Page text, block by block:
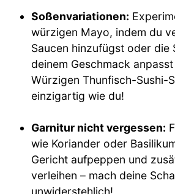
Soßenvariationen:
würzigen Mayo, indem du
Saucen hinzufügst oder die
deinem Geschmack
Würzigen Thunfisch-Sushi-
einzigartig wie du!
Garnitur nicht vergessen:
wie Koriander oder
Gericht aufpeppen und
verleihen – mach deine
unwiderstehlich!